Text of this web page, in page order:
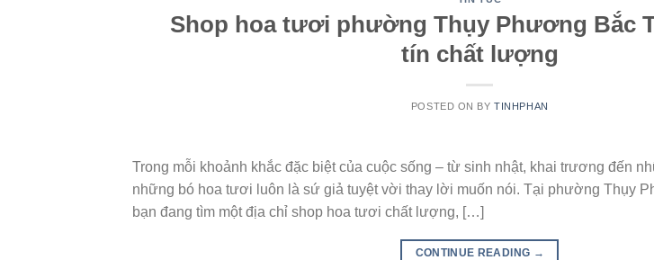
Shop hoa tươi phường Thụy Phương Bắc
tín chất lượng
POSTED ON BYTINHPHAN
Trong mỗi khoảnh khắc đặc biệt của cuộc sống – từ sinh nhật, khai trương đến
những bó hoa tươi luôn là sứ giả tuyệt vời thay lời muốn nói. Tại phường Thụy
bạn đang tìm một địa chỉ shop hoa tươi chất lượng, […]
CONTINUE READING →